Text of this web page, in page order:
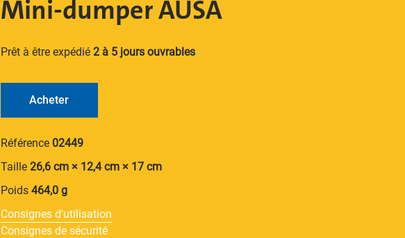
Mini-dumper AUSA
Prêt à être expédié 2 à 5 jours ouvrables
Acheter
Référence 02449
Taille 26,6 cm × 12,4 cm × 17 cm
Poids 464,0 g
Consignes d'utilisation
Consignes de sécurité